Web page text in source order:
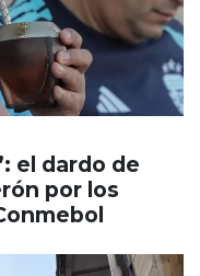
el dardo de
por los